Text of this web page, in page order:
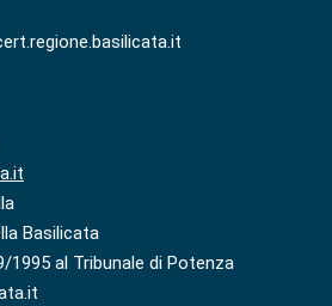
Basilicata
1995 al Tribunale di Potenza